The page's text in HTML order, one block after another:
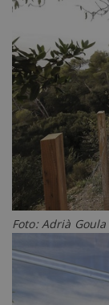
Foto: Adrià Goula